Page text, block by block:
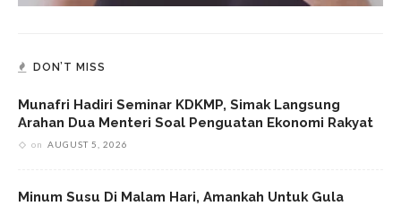
DON’T MISS
Munafri Hadiri Seminar KDKMP, Simak Langsung
Arahan Dua Menteri Soal Penguatan Ekonomi Rakyat
on AUGUST 5, 2026
Minum Susu Di Malam Hari, Amankah Untuk Gula